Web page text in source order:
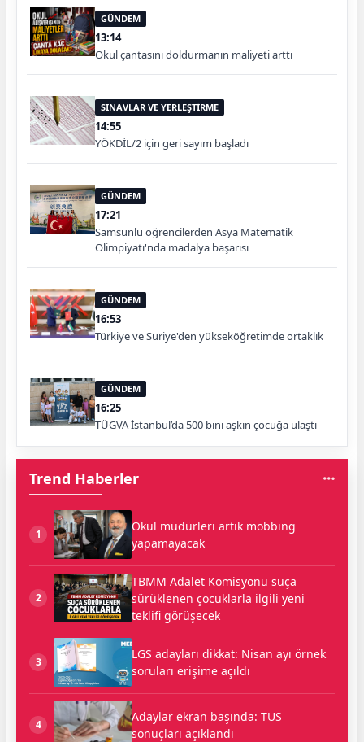
GÜNDEM
13:14
Okul çantasını doldurmanın maliyeti arttı
SINAVLAR VE YERLEŞTİRME
14:55
YÖKDİL/2 için geri sayım başladı
GÜNDEM
17:21
Samsunlu öğrencilerden Asya Matematik
Olimpiyatı'nda madalya başarısı
GÜNDEM
16:53
Türkiye ve Suriye'den yükseköğretimde ortaklık
GÜNDEM
16:25
TÜGVA İstanbul’da 500 bini aşkın çocuğa ulaştı
Trend Haberler
1
Okul müdürleri artık mobbing
yapamayacak
2
TBMM Adalet Komisyonu suça
sürüklenen çocuklarla ilgili yeni
teklifi görüşecek
3
LGS adayları dikkat: Nisan ayı örnek
soruları erişime açıldı
4
Adaylar ekran başında: TUS
sonuçları açıklandı